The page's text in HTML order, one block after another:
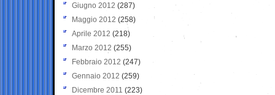
Giugno 2012 (287)
Maggio 2012 (258)
Aprile 2012 (218)
Marzo 2012 (255)
Febbraio 2012 (247)
Gennaio 2012 (259)
Dicembre 2011 (223)